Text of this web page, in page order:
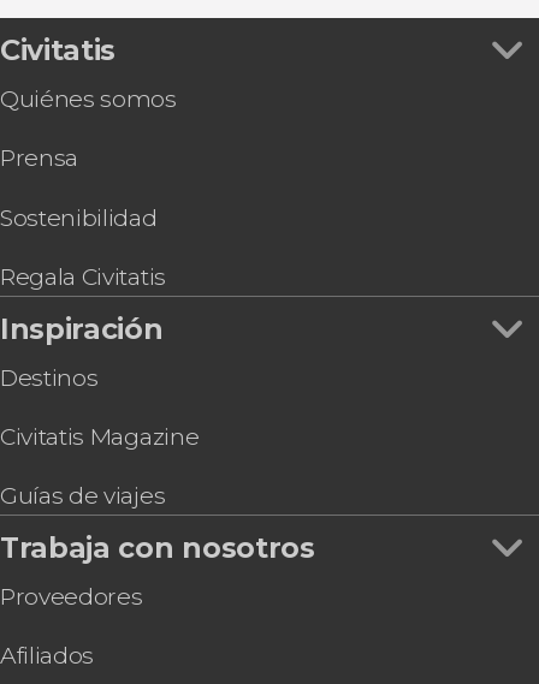
Cruceros en Atenas
Gastronomía y enoturismo en Atenas
Circuitos de varios días desde Atenas
Excursión a Delfos
Tour por Atenas + Acrópolis y su Museo
Excursión de 2 días a Delfos y Meteora
Entrada al Museo de la Acrópolis
Athens Flex Pass
Civitatis
Quiénes somos
Prensa
Sostenibilidad
Regala Civitatis
Inspiración
Destinos
Civitatis Magazine
Guías de viajes
Trabaja con nosotros
Proveedores
Afiliados